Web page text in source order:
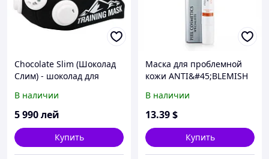
Chocolate Slim (Шоколад
Слим) - шоколад для
В наличии
5 990лей
Купить
Маска для проблемной
кожи ANTI&#45;BLEMISH
применения на
проблемых участках.
В наличии
13.39$
Купить